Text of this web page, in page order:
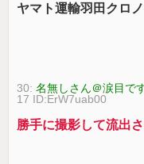
ヤマト運輸羽田クロ
30:名無しさん＠涙目で
17 ID:ErW7uab00
勝手に撮影して流出